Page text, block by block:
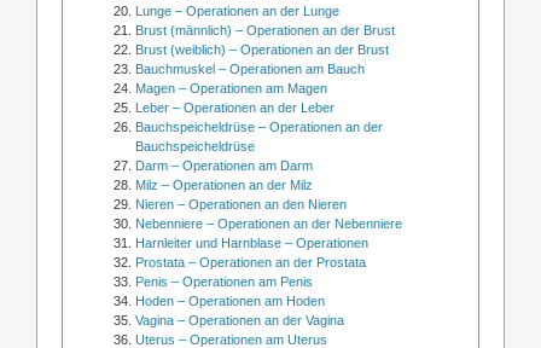
Lunge – Operationen an der Lunge
Brust (männlich) – Operationen an der Brust
Brust (weiblich) – Operationen an der Brust
Bauchmuskel – Operationen am Bauch
Magen – Operationen am Magen
Leber – Operationen an der Leber
Bauchspeicheldrüse – Operationen an der
Bauchspeicheldrüse
Darm – Operationen am Darm
Milz – Operationen an der Milz
Nieren – Operationen an den Nieren
Nebenniere – Operationen an der Nebenniere
Harnleiter und Harnblase – Operationen
Prostata – Operationen an der Prostata
Penis – Operationen am Penis
Hoden – Operationen am Hoden
Vagina – Operationen an der Vagina
Uterus – Operationen am Uterus